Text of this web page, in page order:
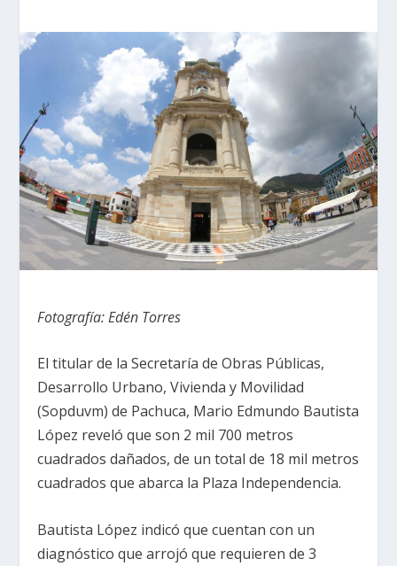
Fotografía: Edén Torres
El titular de la Secretaría de Obras Públicas,
Desarrollo Urbano, Vivienda y Movilidad
(Sopduvm) de Pachuca, Mario Edmundo Bautista
López reveló que son 2 mil 700 metros
cuadrados dañados, de un total de 18 mil metros
cuadrados que abarca la Plaza Independencia.
Bautista López indicó que cuentan con un
diagnóstico que arrojó que requieren de 3